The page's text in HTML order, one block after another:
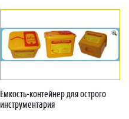
Емкость-контейнер для острого
инструментария